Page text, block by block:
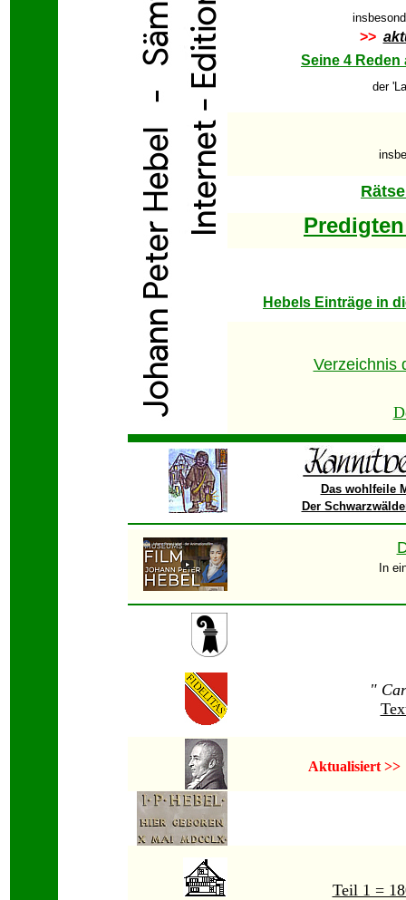
>>
Seine 4
der
Hebels Einträge in
Verzeichnis
Das wohlfeile
Der
In
"
Aktualisiert >>
Teil 1 =